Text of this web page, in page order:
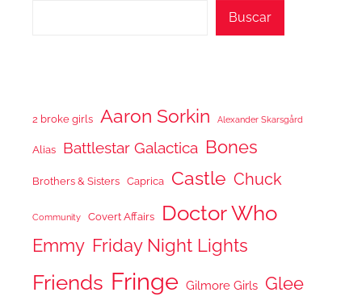
Buscar
2 broke girls Aaron Sorkin Alexander Skarsgård
Alias Battlestar Galactica Bones
Brothers & Sisters Caprica Castle Chuck
Community Covert Affairs Doctor Who
Emmy Friday Night Lights
Friends Fringe Gilmore Girls Glee